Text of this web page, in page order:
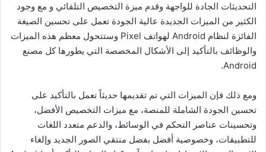
التحديثات الجادة للواجهة وقدم ميزة التخصيص التلقائي و مع وجود
الكثير من الميزات الجديدة عالية الجودة تعمل على تحسين الصيغة
الفائزة لنظام Android لهواتف Pixel وستتحول معظم هذه الميزات
والوظائف بالتأكيد إلى الأشكال المخصصة التي يطورها كل مصنع
Android.
ومع ذلك فإن الميزات التي تم تقديمها حديثاً تعمل بالتأكيد على
تحسين الجودة الشاملة للمنصة، مع ميزات التخصيص الأفضل،
وتحسينات عناصر التحكم في الوسائط، والدعم متعدد اللغات
للتطبيقات، وخصوصية أفضل بفضل منتقي الصور الجديد وإلغاء